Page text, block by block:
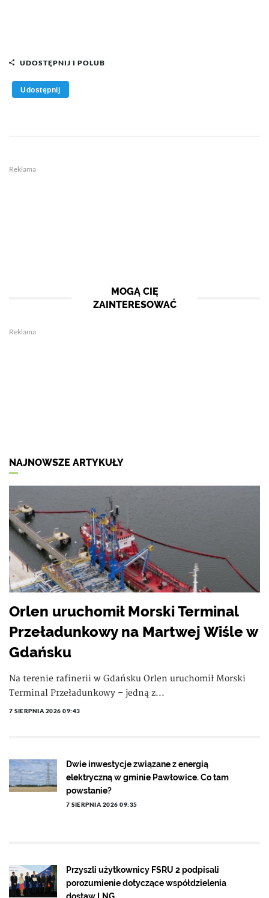
UDOSTĘPNIJ I POLUB
Udostępnij
Reklama
MOGĄ CIĘ
ZAINTERESOWAĆ
Reklama
NAJNOWSZE ARTYKUŁY
Orlen uruchomił Morski Terminal
Przeładunkowy na Martwej Wiśle w
Gdańsku
Na terenie rafinerii w Gdańsku Orlen uruchomił Morski
Terminal Przeładunkowy – jedną z...
7 SIERPNIA 2026 09:43
Dwie inwestycje związane z energią
elektryczną w gminie Pawłowice. Co tam
powstanie?
7 SIERPNIA 2026 09:35
Przyszli użytkownicy FSRU 2 podpisali
porozumienie dotyczące współdzielenia